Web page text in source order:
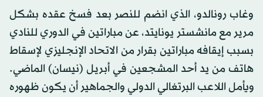
وغاب رونالدو، الذي انضم للنصر بعد فسخ عقده بشكل
مرير مع مانشستر يونايتد، عن مباراتين في الدوري للنادي
بسبب إيقافه مباراتين بقرار من الاتحاد الإنجليزي لإسقاط
هاتف من يد أحد المشجعين في أبريل (نيسان) الماضي.
ويأمل اللاعب البرتغالي الدولي والجماهير أن يكون ظهوره